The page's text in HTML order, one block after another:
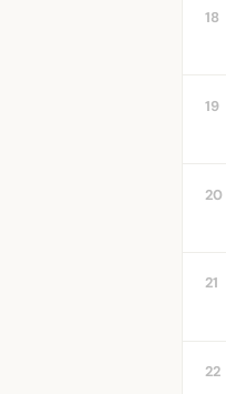
18
19
20
21
22